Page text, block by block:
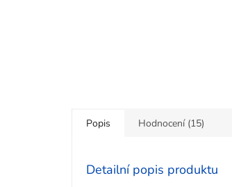
Popis Hodnocení (15)
Detailní popis produktu